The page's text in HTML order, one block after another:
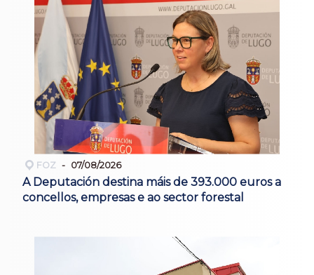
FOZ 07/08/2026
A Deputación destina máis de 393.000 euros a
concellos, empresas e ao sector forestal